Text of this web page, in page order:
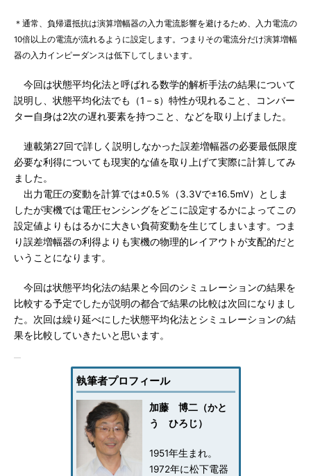
＊通常、負帰還抵抗は演算増幅器の入力電流影響を避けるため、入力電流の
10倍以上の電流が流れるように設定します。つまりその電流分だけ演算増幅
器の入力インピーダンスは低下してしまいます。
今回は状態平均化法と呼ばれる数学的解析手法の結果について
説明し、状態平均化法でも（1－s）特性が現れること、コンバー
ター自身は2次の遅れ要素を持つこと、などを取り上げました。
連載第27回で詳しく説明しなかった誤差増幅器の必要最低限度
必要な利得についても現実的な値を取り上げて実際に計算してみ
ました。
出力電圧の変動を計算では±0.5％（3.3Vで±16.5mV）としま
したが実機では電圧センシングをどこに設定するかによってこの
設定値よりもはるかに大きい負荷変動を生じてしまいます。つま
り誤差増幅器の利得よりも実機の物理的レイアウトが支配的だと
いうことになります。
今回は状態平均化法の結果と今回のシミュレーションの結果を
比較する予定でしたが説明の都合で結果の比較は次回になりまし
た。次回は繰り延べにした状態平均化法とシミュレーションの結
果を比較していきたいと思います。
執筆者プロフィール
加藤 博二（かと
う ひろじ）
1951年生まれ。
1972年に松下電器